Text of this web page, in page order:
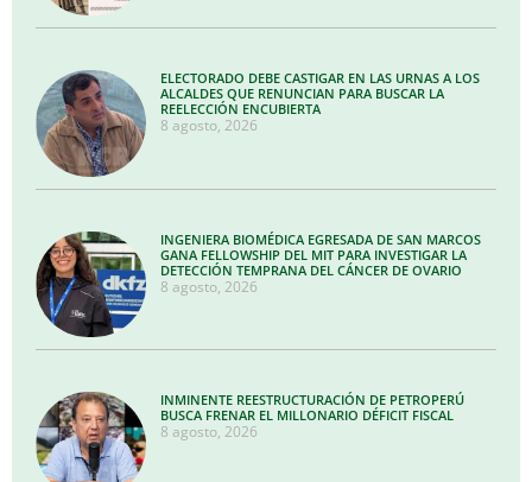
ELECTORADO DEBE CASTIGAR EN LAS URNAS A LOS
ALCALDES QUE RENUNCIAN PARA BUSCAR LA
REELECCIÓN ENCUBIERTA
8 agosto, 2026
INGENIERA BIOMÉDICA EGRESADA DE SAN MARCOS
GANA FELLOWSHIP DEL MIT PARA INVESTIGAR LA
DETECCIÓN TEMPRANA DEL CÁNCER DE OVARIO
8 agosto, 2026
INMINENTE REESTRUCTURACIÓN DE PETROPERÚ
BUSCA FRENAR EL MILLONARIO DÉFICIT FISCAL
8 agosto, 2026